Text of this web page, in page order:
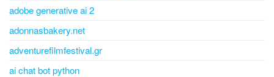
adobe generative ai 2
adonnasbakery.net
adventurefilmfestival.gr
ai chat bot python